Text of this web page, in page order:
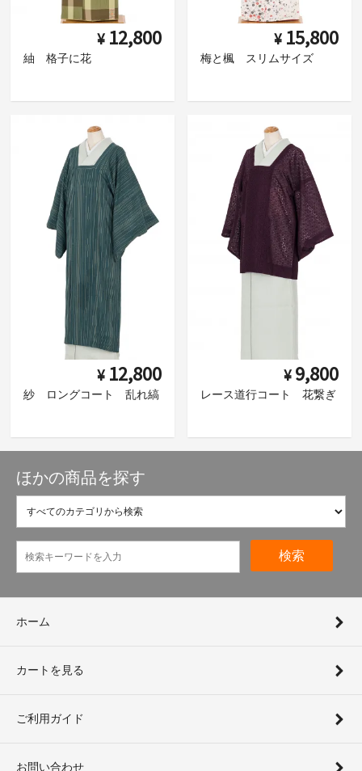
¥ 12,800
紬 格子に花
¥ 15,800
梅と楓 スリムサイズ
¥ 12,800
紗 ロングコート 乱れ縞
¥ 9,800
レース道行コート 花繋ぎ
ほかの商品を探す
検索
ホーム
カートを見る
ご利用ガイド
お問い合わせ